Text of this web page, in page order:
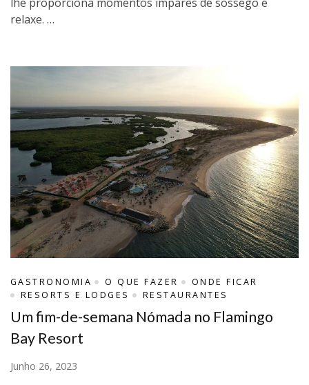
relaxe. …
GASTRONOMIA O QUE FAZER
ONDE FICAR
RESORTS E LODGES
RESTAURANTES
Um fim-de-semana Nómada no Flamingo
Bay Resort
Junho 26, 2023